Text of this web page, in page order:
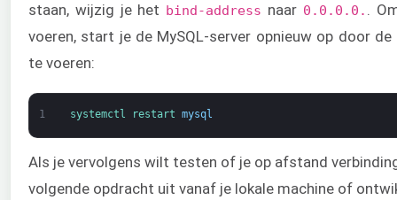
staan, wijzig je het bind-address naar 0.0.0.0. .
voeren, start je de MySQL-server opnieuw op door
te voeren:
1 systemctl restart mysql
Als je vervolgens wilt testen of je op afstand
volgende opdracht uit vanaf je lokale machine of